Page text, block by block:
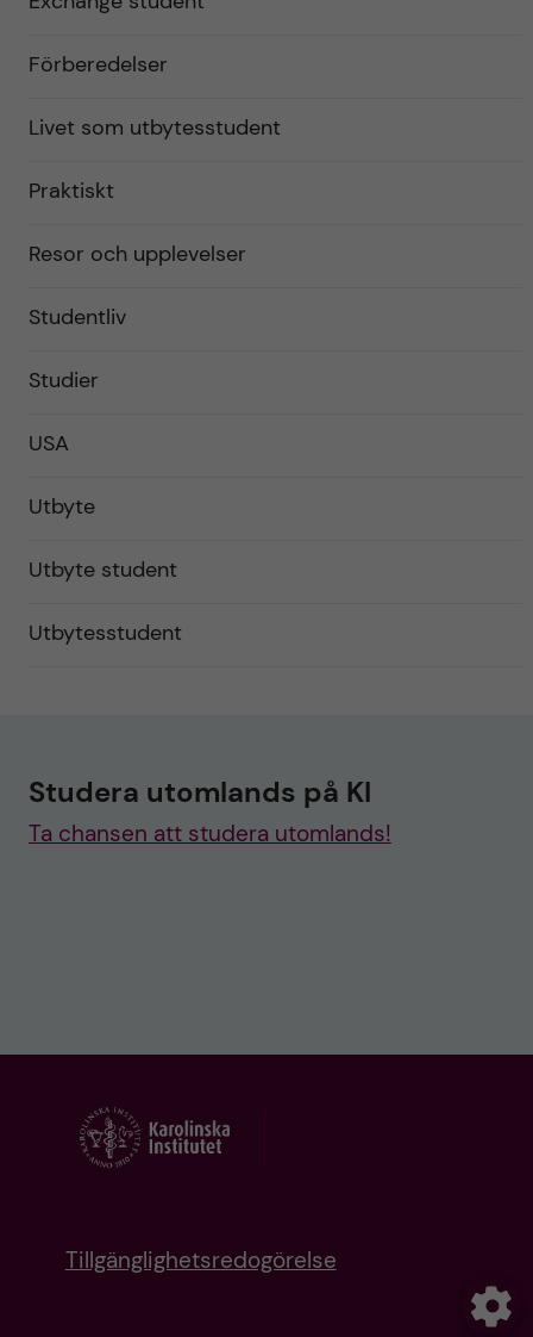
Förberedelser
Livet som utbytesstudent
Praktiskt
Resor och upplevelser
Studentliv
Studier
USA
Utbyte
Utbyte student
Utbytesstudent
Studera utomlands på KI
Ta chansen att studera utomlands!
Tillgänglighetsredogörelse